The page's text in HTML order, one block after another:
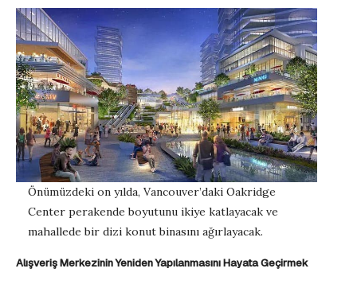
Önümüzdeki on yılda, Vancouver’daki Oakridge
Center perakende boyutunu ikiye katlayacak ve
mahallede bir dizi konut binasını ağırlayacak.
Alışveriş Merkezinin Yeniden Yapılanmasını Hayata Geçirmek